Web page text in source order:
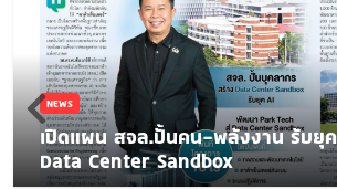
NEWS
เปิดแผน สจล.ปั้นคน-พลังงาน รับยุ
Data Center Sandbox